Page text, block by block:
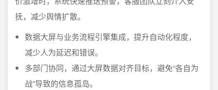
抚，减少舆情扩散。
数据大屏与业务流程引擎集成，提升自动化程度，
减少人为延迟和错误。
多部门协同，通过大屏数据对齐目标，避免“各自为
战”导致的信息孤岛。